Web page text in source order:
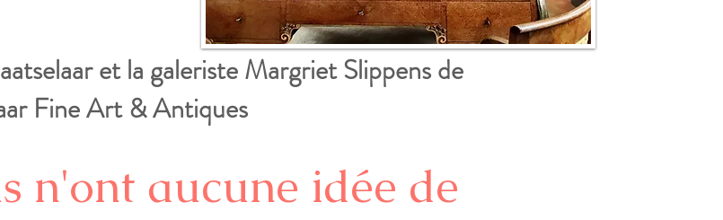
et la galeriste Margriet Slippens de
Fine Art & Antiques
n'ont aucune idée de